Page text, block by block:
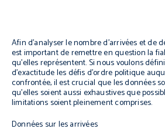
Afin d’analyser le nombre d’arrivées et de
est important de remettre en question la
qu’elles représentent. Si nous voulons
d’exactitude les défis d’ordre politique
confrontée, il est crucial que les données
qu’elles soient aussi exhaustives que
limitations soient pleinement comprises.
Données sur les arrivées